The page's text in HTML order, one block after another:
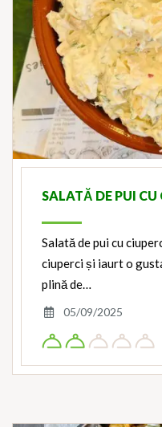
SALATĂ DE PUI CU
Salată de pui cu
ciuperci și iaurt o
plină de…
05/09/2025